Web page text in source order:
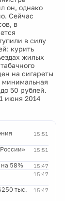
он, однако
Сейчас
в
в силу
курить
жилых
на сигареты
минимальная
50 рублей.
июня 2014
15:51
15:51
15:47
58%
15:47
15:47
тыс.